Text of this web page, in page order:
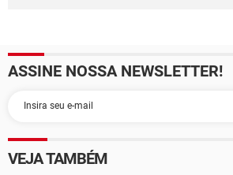
ASSINE NOSSA NEWSLETTER!
VEJA TAMBÉM